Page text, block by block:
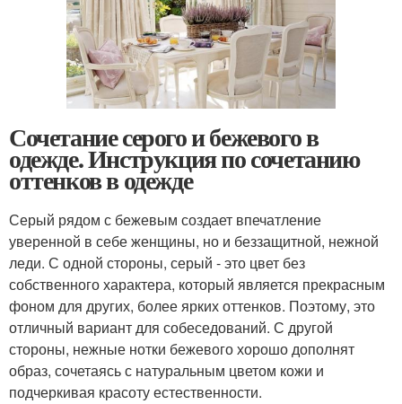
Сочетание серого и бежевого в
одежде. Инструкция по сочетанию
оттенков в одежде
Серый рядом с бежевым создает впечатление
уверенной в себе женщины, но и беззащитной, нежной
леди. С одной стороны, серый - это цвет без
собственного характера, который является прекрасным
фоном для других, более ярких оттенков. Поэтому, это
отличный вариант для собеседований. С другой
стороны, нежные нотки бежевого хорошо дополнят
образ, сочетаясь с натуральным цветом кожи и
подчеркивая красоту естественности.